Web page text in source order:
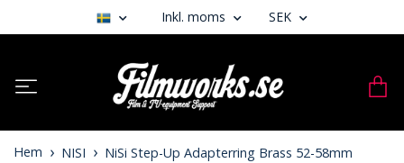
Inkl. moms SEK
Hem NISI NiSi Step-Up Adapterring Brass 52-58mm